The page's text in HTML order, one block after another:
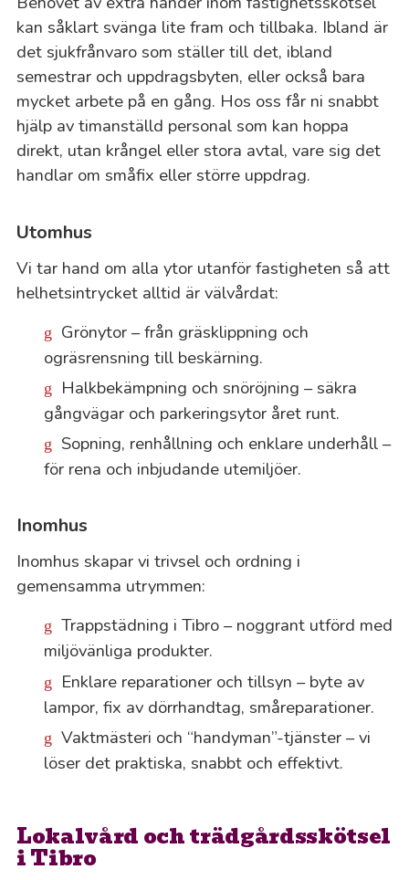
kan såklart svänga lite fram och tillbaka. Ibland är
det sjukfrånvaro som ställer till det, ibland
semestrar och uppdragsbyten, eller också bara
mycket arbete på en gång. Hos oss får ni snabbt
hjälp av timanställd personal som kan hoppa
direkt, utan krångel eller stora avtal, vare sig det
handlar om småfix eller större uppdrag.
Utomhus
Vi tar hand om alla ytor utanför fastigheten så att
helhetsintrycket alltid är välvårdat:
Grönytor – från gräsklippning och
ogräsrensning till beskärning.
Halkbekämpning och snöröjning – säkra
gångvägar och parkeringsytor året runt.
Sopning, renhållning och enklare underhåll –
för rena och inbjudande utemiljöer.
Inomhus
Inomhus skapar vi trivsel och ordning i
gemensamma utrymmen:
Trappstädning i Tibro – noggrant utförd med
miljövänliga produkter.
Enklare reparationer och tillsyn – byte av
lampor, fix av dörrhandtag, småreparationer.
Vaktmästeri och “handyman”-tjänster – vi
löser det praktiska, snabbt och effektivt.
Lokalvård och trädgårdsskötsel
i Tibro